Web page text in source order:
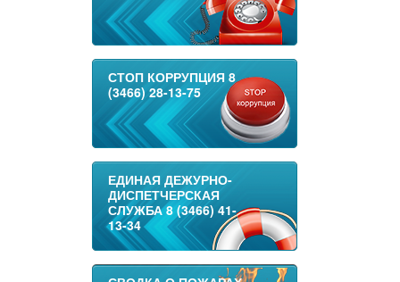
СТОП КОРРУПЦИЯ 8
(3466) 28-13-75
ЕДИНАЯ ДЕЖУРНО-
ДИСПЕТЧЕРСКАЯ
СЛУЖБА 8 (3466) 41-
13-34